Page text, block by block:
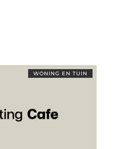
WONING EN TUIN